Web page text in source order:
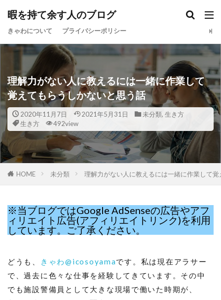
暇を持て余す人のブログ
きゃわについて プライバシーポリシー
理解力がない人に教えるには一緒に作業して
覚えてもらうしかないと思う話
2020年11月7日 2021年5月31日 未分類, 生き方
生き方
492view
HOME 未分類 理解力がない人に教えるには一緒に作業して
※当ブログではGoogle AdSenseの広告やアフ
ィリエイト広告(アフィリエイトリンク)を利用
しています。ご了承ください。
どうも、 きゃわ@icosoyamaです。私は現在アラサー
で、過去に色々な仕事を経験してきています。その中
でも施設警備員として大きな現場で働いた時期が、